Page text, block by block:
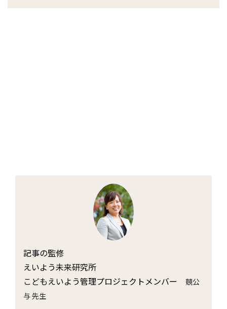
記事の監修
えいよう未来研究所
こどもえいよう管理プロジェクトメンバー
競公
与 先生